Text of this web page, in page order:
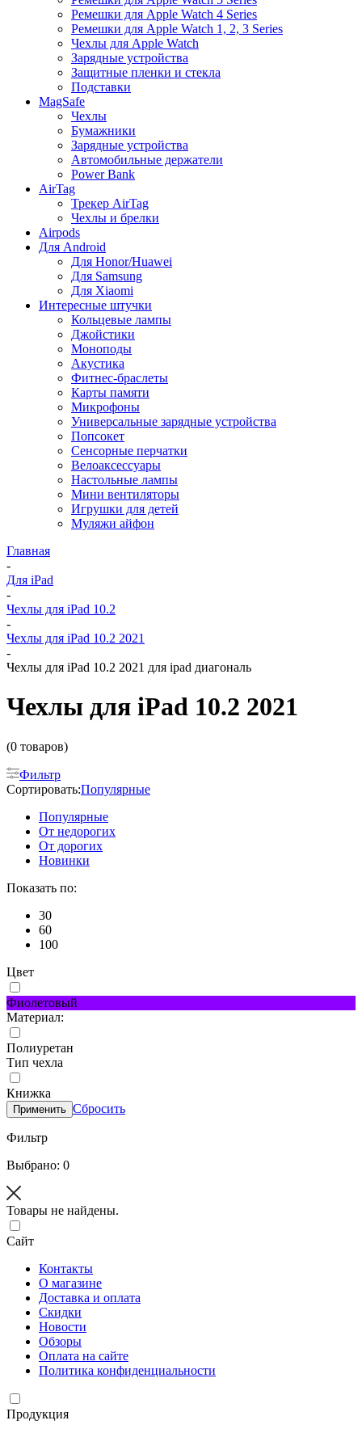
Ремешки для Apple Watch 4 Series
Ремешки для Apple Watch 1, 2, 3 Series
Чехлы для Apple Watch
Зарядные устройства
Защитные пленки и стекла
Подставки
MagSafe
Чехлы
Бумажники
Зарядные устройства
Автомобильные держатели
Power Bank
AirTag
Трекер AirTag
Чехлы и брелки
Airpods
Для Android
Для Honor/Huawei
Для Samsung
Для Xiaomi
Интересные штучки
Кольцевые лампы
Джойстики
Моноподы
Акустика
Фитнес-браслеты
Карты памяти
Микрофоны
Универсальные зарядные устройства
Попсокет
Сенсорные перчатки
Велоаксессуары
Настольные лампы
Мини вентиляторы
Игрушки для детей
Муляжи айфон
Главная
-
Для iPad
-
Чехлы для iPad 10.2
-
Чехлы для iPad 10.2 2021
-
Чехлы для iPad 10.2 2021 для ipad диагональ
Чехлы для iPad 10.2 2021
(0 товаров)
Фильтр
Сортировать:Популярные
Популярные
От недорогих
От дорогих
Новинки
Показать по:
30
60
100
Цвет
Фиолетовый
Материал:
Полиуретан
Тип чехла
Книжка
Применить Сбросить
Фильтр
Выбрано: 0
Товары не найдены.
Сайт
Контакты
О магазине
Доставка и оплата
Скидки
Новости
Обзоры
Оплата на сайте
Политика конфиденциальности
Продукция